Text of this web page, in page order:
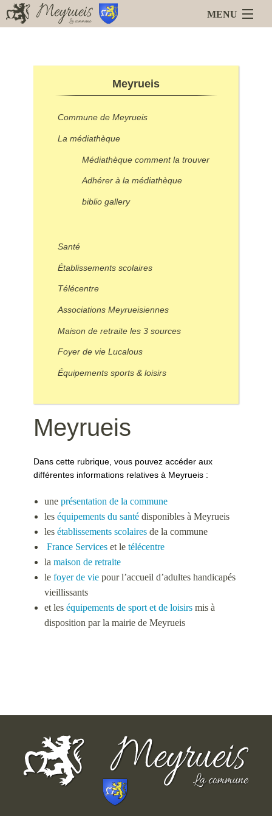
MENU
Animations
Meyrueis
Commune de Meyrueis
La médiathèque
Médiathèque comment la trouver
Adhérer à la médiathèque
biblio gallery
Santé
Établissements scolaires
Télécentre
Associations Meyrueisiennes
Maison de retraite les 3 sources
Foyer de vie Lucalous
Équipements sports & loisirs
Meyrueis
Dans cette rubrique, vous pouvez accéder aux
différentes informations relatives à Meyrueis :
une présentation de la commune
les équipements du santédisponibles à Meyrueis
les établissements scolairesde la commune
France Serviceset le télécentre
la maison de retraite
le foyer de vie pour l’accueil d’adultes handicapés
vieillissants
et les équipements de sport et de loisirsmis à
disposition par la mairie de Meyrueis